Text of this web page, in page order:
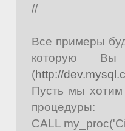
//
Все примеры
которую
(http://
Пусть мы хотим
процедуры:
CALL